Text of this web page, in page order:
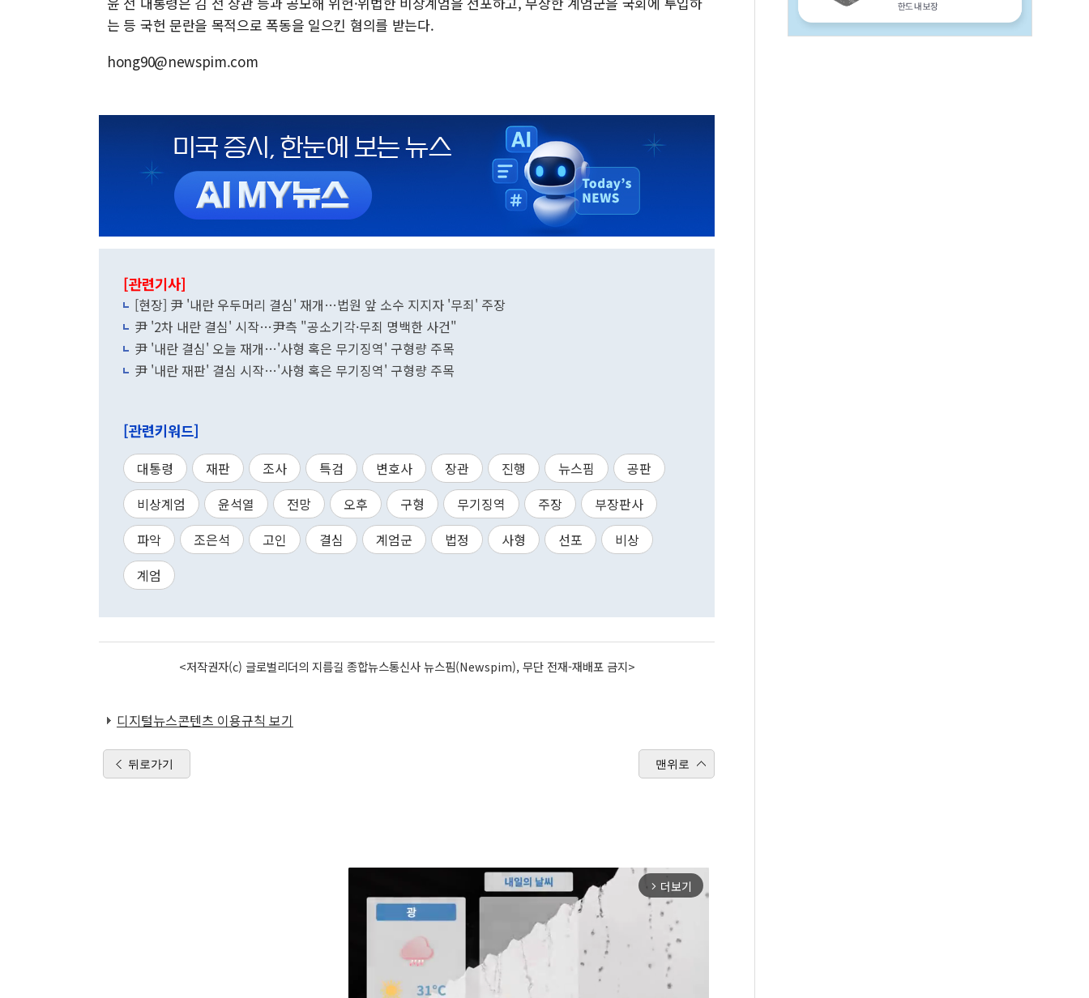
는 등 국헌 문란을 목적으로 폭동을 일으킨 혐의를 받는다.
hong90@newspim.com
[관련기사]
[현장] 尹 '내란 우두머리 결심' 재개…법원 앞 소수 지지자 '무죄' 주장
尹 '2차 내란 결심' 시작…尹측 "공소기각·무죄 명백한 사건"
尹 '내란 결심' 오늘 재개…'사형 혹은 무기징역' 구형량 주목
尹 '내란 재판' 결심 시작…'사형 혹은 무기징역' 구형량 주목
[관련키워드]
대통령 재판 조사 특검 변호사 장관 진행 뉴스핌
공판
비상계엄
윤석열 전망 오후 구형 무기징역 주장
부장판사
파악
조은석 고인 결심 계엄군 법정 사형 선포
비상
계엄
<저작권자(c) 글로벌리더의 지름길 종합뉴스통신사 뉴스핌(Newspim), 무단 전재-재배포 금지>
디지털뉴스콘텐츠 이용규칙 보기
뒤로가기 맨위로
arrow_forward_ios 더보기